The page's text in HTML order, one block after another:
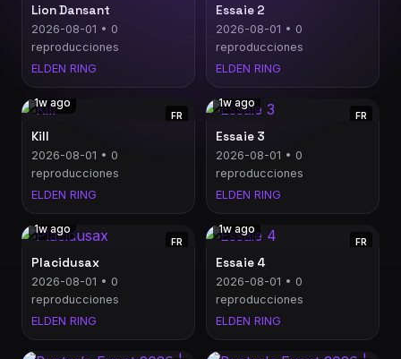
Lion Dansant
2026-08-01 • 0
reproducciones
ELDEN RING
Essaie 2
2026-08-01 • 0
reproducciones
ELDEN RING
1w ago
FR
Kill
2026-08-01 • 0
reproducciones
ELDEN RING
1w ago
FR
Essaie 3
2026-08-01 • 0
reproducciones
ELDEN RING
1w ago
FR
Placidusax
2026-08-01 • 0
reproducciones
ELDEN RING
1w ago
FR
Essaie 4
2026-08-01 • 0
reproducciones
ELDEN RING